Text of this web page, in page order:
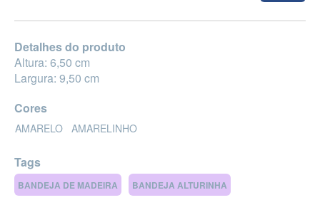
Detalhes do produto
Altura: 6,50 cm
Largura: 9,50 cm
Cores
AMARELO AMARELINHO
Tags
BANDEJA DE MADEIRA BANDEJA ALTURINHA